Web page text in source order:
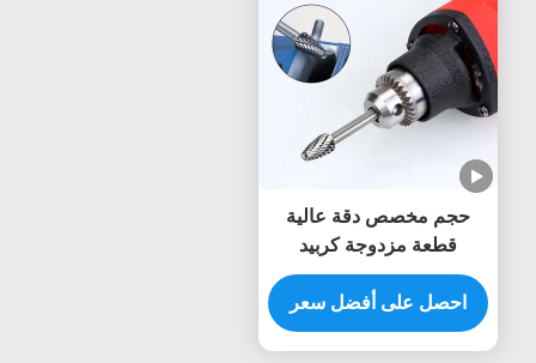
حجم مخصص دقة عالية
قطعة مزدوجة كربيد
التونغستين الصفيحة الدوارة
6mm شنك الموت طاحونة
الحفر Burr قطع
احصل على أفضل سعر